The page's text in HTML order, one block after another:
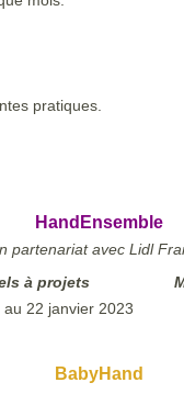
pratiques.
HandEnsemble
partenariat avec Lidl
à projets
22 janvier 2023
BabyHand